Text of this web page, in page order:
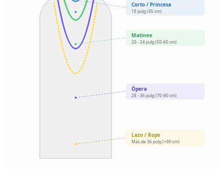
Corto / Princesa
18 pulg (45 cm)
Matinee
20 - 24 pulg (50-60 cm)
Ópera
28 - 36 pulg (70-90 cm)
Lazo / Rope
Más de 36 pulg (+90 cm)